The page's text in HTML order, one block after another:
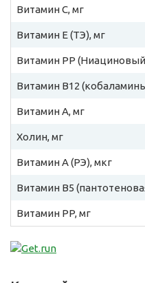
Витамин C, мг
Витамин E (ТЭ), мг
Витамин PP
Витамин B12
Витамин A, мг
Холин, мг
Витамин A (РЭ), мкг
Витамин B5
Витамин PP, мг